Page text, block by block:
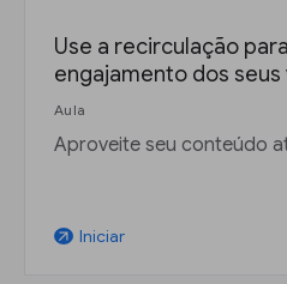
Use a recirculação
engajamento dos
Aula
Aproveite seu conteúdo
arrow_outward Iniciar